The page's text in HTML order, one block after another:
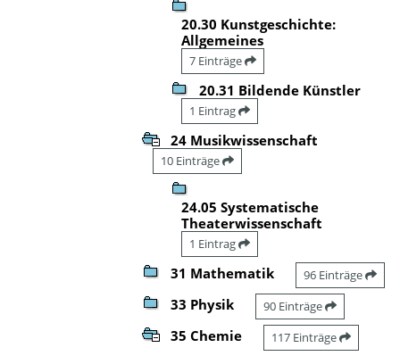
20.30 Kunstgeschichte:
Allgemeines
7 Einträge
20.31 Bildende Künstler
1 Eintrag
24 Musikwissenschaft
10 Einträge
24.05 Systematische
Theaterwissenschaft
1 Eintrag
31 Mathematik 96 Einträge
33 Physik 90 Einträge
35 Chemie 117 Einträge